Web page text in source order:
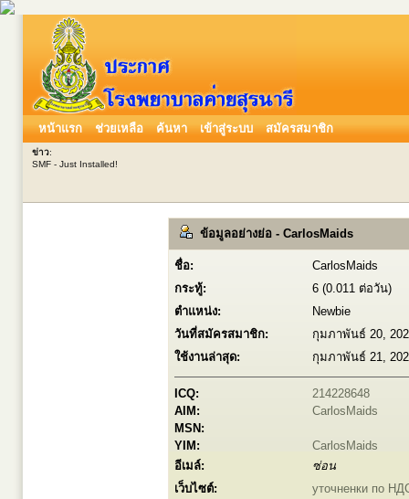
หน้าแรก ช่วยเหลือ ค้นหา เข้าสู่ระบบ สมัครสมาชิก
ข่าว:
SMF - Just Installed!
ข้อมูลอย่างย่อ - CarlosMaids
ชื่อ:
CarlosMaids
กระทู้:
6 (0.011 ต่อวัน)
ตำแหน่ง:
Newbie
วันที่สมัครสมาชิก:
กุมภาพันธ์ 20,
ใช้งานล่าสุด:
กุมภาพันธ์ 21,
ICQ:
214228648
AIM:
CarlosMaids
MSN:
YIM:
CarlosMaids
อีเมล์:
ซ่อน
เว็บไซต์:
уточненки по